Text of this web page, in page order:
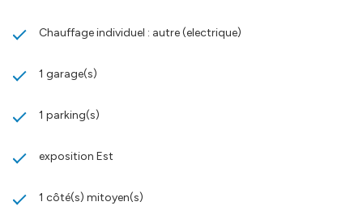
Chauffage individuel : autre (electrique)
1 garage(s)
1 parking(s)
exposition Est
1 côté(s) mitoyen(s)